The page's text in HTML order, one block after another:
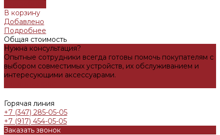
В корзину
Добавлено
Подробнее
Общая стоимость
Нужна консультация?
Опытные сотрудники всегда готовы помочь покупателям с
выбором совместимых устройств, их обслуживанием и
интересующими аксессуарами.
Горячая линия
+7 (347) 285-05-05
+7 (917) 454-05-05
Заказать звонок